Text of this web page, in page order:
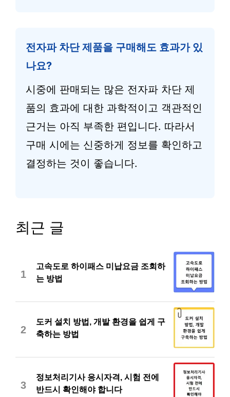
전자파 차단 제품을 구매해도 효과가 있
나요?
시중에 판매되는 많은 전자파 차단 제
품의 효과에 대한 과학적이고 객관적인
근거는 아직 부족한 편입니다. 따라서
구매 시에는 신중하게 정보를 확인하고
결정하는 것이 좋습니다.
최근 글
1
고속도로 하이패스 미납요금 조회하
는 방법
2
도커 설치 방법, 개발 환경을 쉽게 구
축하는 방법
3
정보처리기사 응시자격, 시험 전에
반드시 확인해야 합니다